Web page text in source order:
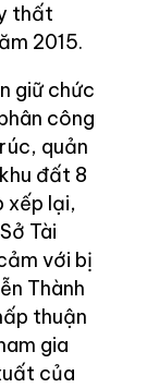
thất
2015.
giữ chức
công
quản
đất 8
xếp lại,
Tài
với bị
Thành
thuận
gia
của